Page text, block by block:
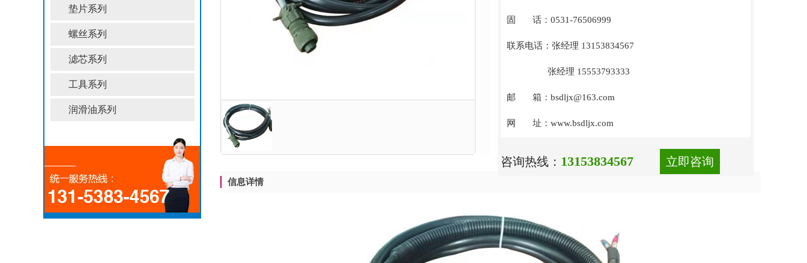
垫片系列
螺丝系列
滤芯系列
工具系列
润滑油系列
固 话：0531-76506999
联系电话：张经理 13153834567
张经理 15553793333
邮 箱：bsdljx@163.com
网 址：www.bsdljx.com
咨询热线： 13153834567 立即咨询
信息详情